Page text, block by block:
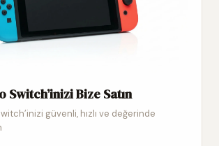
Switch’inizi Bize Satın
güvenli, hızlı ve değerinde